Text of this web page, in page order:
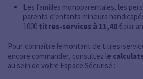
Les familles monoparentales, les
parents d’enfants mineurs
1000 titres-services à 11,40€ par
Pour connaître le montant de titres-
encore commander, consultez le
au sein de votre Espace Sécurisé :